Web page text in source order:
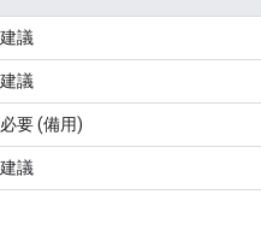
建議
建議
必要 (備用)
建議